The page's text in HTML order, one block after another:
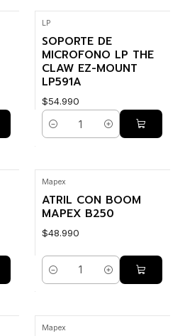
LP
SOPORTE DE
MICROFONO LP THE
CLAW EZ-MOUNT
LP591A
$54.990
Cantidad
Mapex
ATRIL CON BOOM
MAPEX B250
$48.990
Cantidad
Mapex